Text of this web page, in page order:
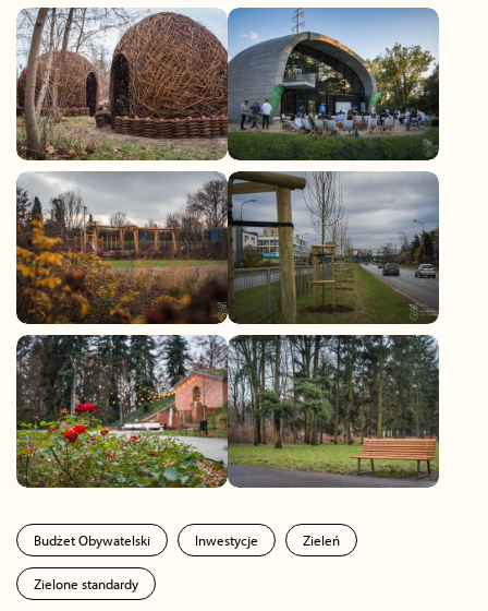
Budżet Obywatelski Inwestycje Zieleń
Zielone standardy